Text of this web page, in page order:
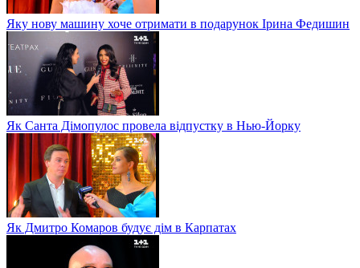
Яку нову машину хоче отримати в подарунок Ірина Федишин
Як Санта Дімопулос провела відпустку в Нью-Йорку
Як Дмитро Комаров будує дім в Карпатах